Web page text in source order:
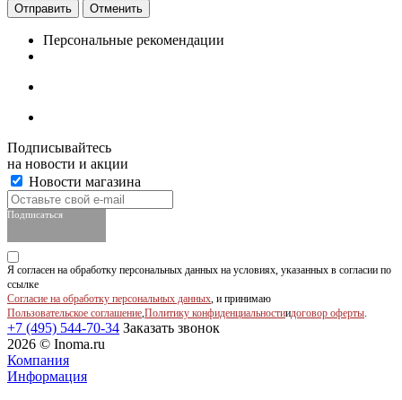
Отменить
Персональные рекомендации
Подписывайтесь
на новости и акции
Новости магазина
Подписаться
Я согласен на обработку персональных данных на условиях, указанных в согласии по
ссылке
Согласие на обработку персональных данных, и принимаю
Пользовательское соглашение,Политику конфиденциальностиидоговор оферты.
+7 (495) 544-70-34 Заказать звонок
2026 © Inoma.ru
Компания
Информация